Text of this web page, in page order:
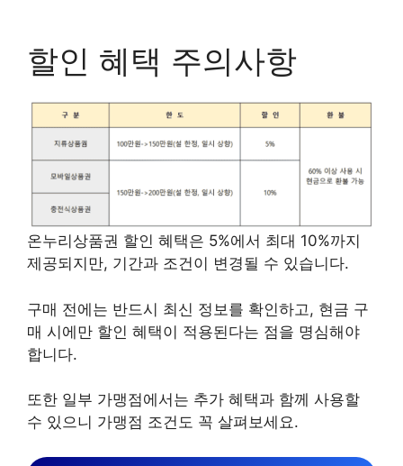
할인 혜택 주의사항
온누리상품권 할인 혜택은 5%에서 최대 10%까지
제공되지만, 기간과 조건이 변경될 수 있습니다.
구매 전에는 반드시 최신 정보를 확인하고, 현금 구
매 시에만 할인 혜택이 적용된다는 점을 명심해야
합니다.
또한 일부 가맹점에서는 추가 혜택과 함께 사용할
수 있으니 가맹점 조건도 꼭 살펴보세요.